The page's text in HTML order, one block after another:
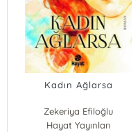
Kadın Ağlarsa
Zekeriya Efiloğlu
Hayat Yayınları